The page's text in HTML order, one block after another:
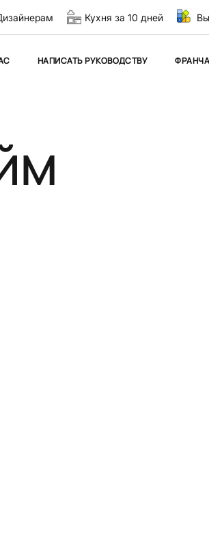
Кухня за 10 дней
НАПИСАТЬ РУКОВОДСТВУ